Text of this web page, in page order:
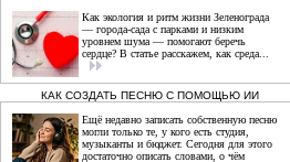
Как экология и ритм жизни Зеленограда
— города‑сада с парками и низким
уровнем шума — помогают беречь
сердце? В статье расскажем, как среда...
КАК СОЗДАТЬ ПЕСНЮ С ПОМОЩЬЮ ИИ
Ещё недавно записать собственную песню
могли только те, у кого есть студия,
музыканты и бюджет. Сегодня для этого
достаточно описать словами, о чём